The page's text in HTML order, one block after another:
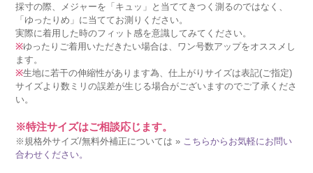
採寸の際、メジャーを「キュッ」と当ててきつく測るのではなく、
「ゆったりめ」に当ててお測りください。
実際に着用した時のフィット感を意識してみてください。
※ゆったりご着用いただきたい場合は、ワン号数アップをオススメし
ます。
※生地に若干の伸縮性があります為、仕上がりサイズは表記(ご指定)
サイズより数ミリの誤差が生じる場合がございますのでご了承くださ
い。
※特注サイズはご相談応じます。
※規格外サイズ/無料外補正については » こちらからお気軽にお問い
合わせください。